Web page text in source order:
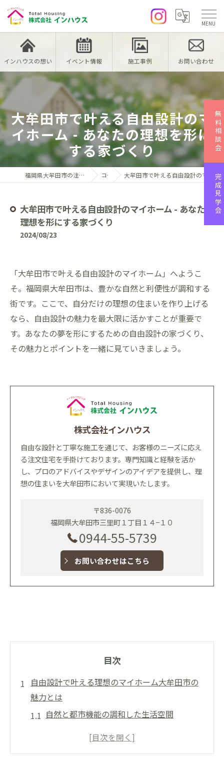
インハウスの想い イベント情報 施工事例 お問い合わせ
大牟田市で叶える自由設計のマ
イホーム - あなたの理想を形に
する家づくり
福岡県大牟田市の注文住宅なら株式会社インハウス コラム 大牟田市で叶える自由設計のマイホーム - あなたの理想を形にする家づくり
大牟田市で叶える自由設計のマイホーム - あなたの
理想を形にする家づくり
2024/08/23
「大牟田市で叶える自由設計のマイホーム」へようこ
そ。福岡県大牟田市は、豊かな自然と利便性が調和する
街です。ここで、自分だけの理想の住まいを作り上げる
なら、自由設計の魅力を最大限に活かすことが重要で
す。あなたの夢を形にするための自由設計の家づくり、
その魅力とポイントを一緒に見ていきましょう。
株式会社インハウス
自由な設計と丁寧な施工を通じて、お客様のニーズに応え
る注文住宅を手掛けております。専門知識と経験を活か
し、プロのアドバイスやデザインのアイデアを提供し、理
想の住まいを大牟田市において実現いたします。
〒836-0076
福岡県大牟田市三里町１丁目１４−１０
0944-55-5739
お問い合わせはこちら
目次
自由設計で叶える理想のマイホーム大牟田市の
魅力とは
自然と都市機能の調和した生活空間
地域密着の魅力と安心感
無料相談会
完成見学会